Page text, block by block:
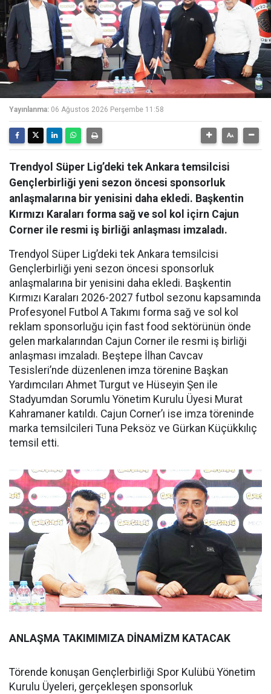
Yayınlanma: 06 Ağustos 2026 Perşembe 11:58
Trendyol Süper Lig’deki tek Ankara temsilcisi
Gençlerbirliği yeni sezon öncesi sponsorluk
anlaşmalarına bir yenisini daha ekledi. Başkentin
Kırmızı Karaları forma sağ ve sol kol içirn Cajun
Corner ile resmi iş birliği anlaşması imzaladı.
Trendyol Süper Lig’deki tek Ankara temsilcisi
Gençlerbirliği yeni sezon öncesi sponsorluk
anlaşmalarına bir yenisini daha ekledi. Başkentin
Kırmızı Karaları 2026-2027 futbol sezonu kapsamında
Profesyonel Futbol A Takımı forma sağ ve sol kol
reklam sponsorluğu için fast food sektörünün önde
gelen markalarından Cajun Corner ile resmi iş birliği
anlaşması imzaladı. Beştepe İlhan Cavcav
Tesisleri’nde düzenlenen imza törenine Başkan
Yardımcıları Ahmet Turgut ve Hüseyin Şen ile
Stadyumdan Sorumlu Yönetim Kurulu Üyesi Murat
Kahramaner katıldı. Cajun Corner’ı ise imza töreninde
marka temsilcileri Tuna Peksöz ve Gürkan Küçükkılıç
temsil etti.
ANLAŞMA TAKIMIMIZA DİNAMİZM KATACAK
Törende konuşan Gençlerbirliği Spor Kulübü Yönetim
Kurulu Üyeleri, gerçekleşen sponsorluk